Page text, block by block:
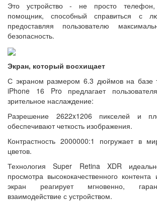
Это устройство - не просто
помощник, способный справиться с
предоставляя пользователю
безопасность.
Экран, который восхищает
С экраном размером 6.3 дюймов на базе
iPhone 16 Pro предлагает
зрительное наслаждение:
Разрешение 2622x1206 пикселей и
обеспечивают четкость изображения.
Контрастность 2000000:1 погружает в
цветов.
Технология Super Retina XDR
просмотра высококачественного
экран реагирует мгновенно,
взаимодействие с устройством.